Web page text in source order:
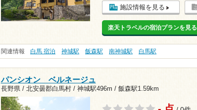
施設情報を見る
楽天トラベルの宿泊プランを見る
関連情報 白馬 宿泊 神城駅 飯森駅 南神城駅 白馬駅
パンシオン ベルネージュ
長野県 / 北安曇郡白馬村 / 神城駅496m / 飯森駅1.59km